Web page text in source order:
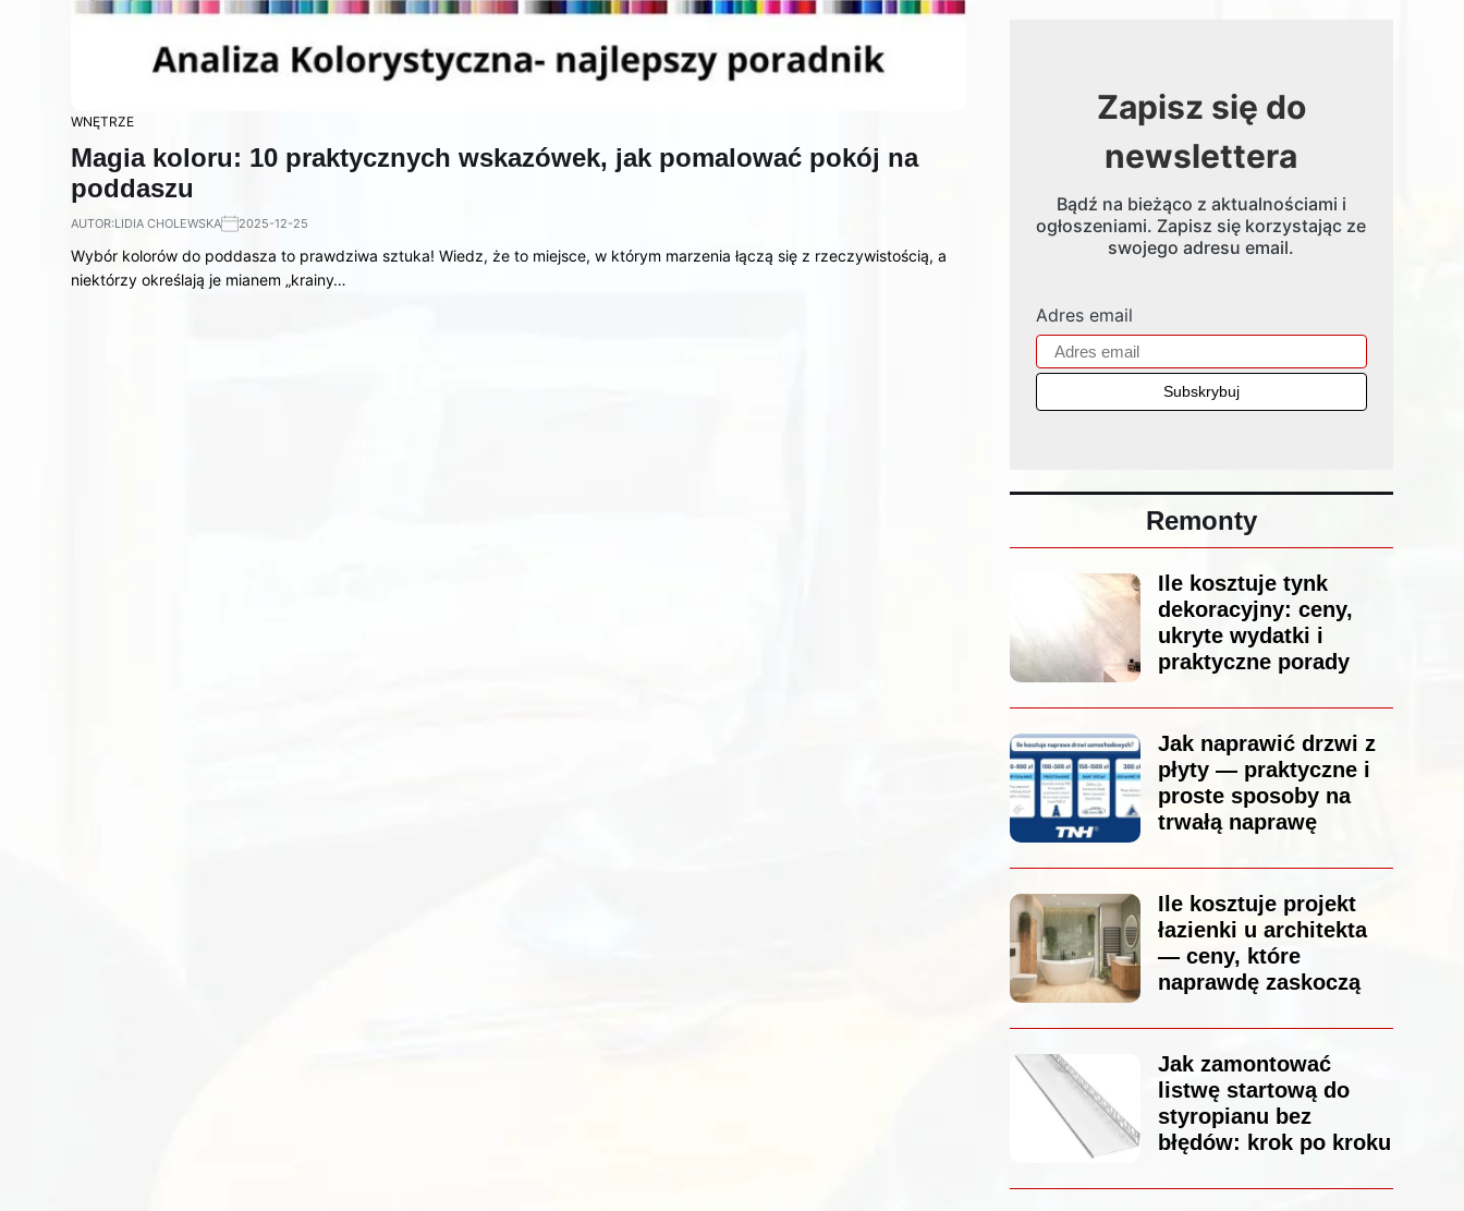
WNĘTRZE
Magia koloru: 10 praktycznych wskazówek, jak pomalować pokój na
poddaszu
AUTOR:LIDIA CHOLEWSKA 2025-12-25
Wybór kolorów do poddasza to prawdziwa sztuka! Wiedz, że to miejsce, w którym marzenia łączą się z rzeczywistością, a
niektórzy określają je mianem „krainy…
Zapisz się do
newslettera
Bądź na bieżąco z aktualnościami i
ogłoszeniami. Zapisz się korzystając ze
swojego adresu email.
Adres email
Remonty
Ile kosztuje tynk
dekoracyjny: ceny,
ukryte wydatki i
praktyczne porady
Jak naprawić drzwi z
płyty — praktyczne i
proste sposoby na
trwałą naprawę
Ile kosztuje projekt
łazienki u architekta
— ceny, które
naprawdę zaskoczą
Jak zamontować
listwę startową do
styropianu bez
błędów: krok po kroku